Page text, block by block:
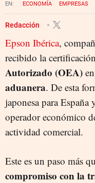
ECONOMÍA EMPRESAS
Redacción
Epson Ibérica,
recibido la
Autorizado (OEA)
aduanera. De esta
japonesa para
operador económico
actividad comercial.
Este es un paso más
compromiso con la